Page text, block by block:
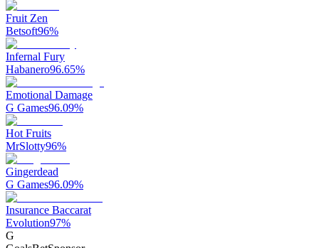
Fruit Zen
Betsoft96%
Infernal Fury
Habanero96.65%
Emotional Damage
G Games96.09%
Hot Fruits
MrSlotty96%
Gingerdead
G Games96.09%
Insurance Baccarat
Evolution97%
G